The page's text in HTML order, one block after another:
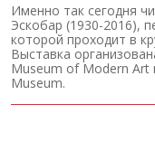
Именно так сегодня
Эскобар (1930-2016),
которой проходит в
Выставка
Museum of Modern Art
Museum.